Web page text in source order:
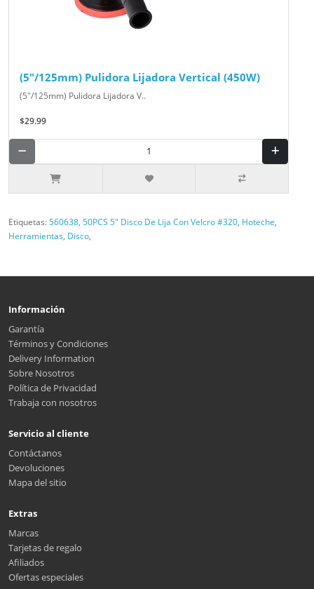
(5"/125mm) Pulidora Lijadora Vertical (450W)
(5"/125mm) Pulidora Lijadora V..
$29.99
Etiquetas:560638, 50PCS 5" Disco De Lija Con Velcro #320, Hoteche,
Herramientas, Disco,
Información
Garantía
Términos y Condiciones
Delivery Information
Sobre Nosotros
Política de Privacidad
Trabaja con nosotros
Servicio al cliente
Contáctanos
Devoluciones
Mapa del sitio
Extras
Marcas
Tarjetas de regalo
Afiliados
Ofertas especiales